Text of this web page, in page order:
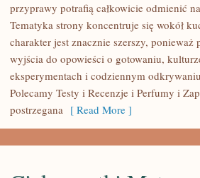
PORADNIK
PERFUMERYJNY
przyprawy potrafią całkowicie odmienić
Tematyka strony koncentruje się wokół
charakter jest znacznie szerszy,
wyjścia do opowieści o gotowaniu,
eksperymentach i codziennym
Polecamy Testy i Recenzje i Perfumy i
postrzegana [ Read More ]